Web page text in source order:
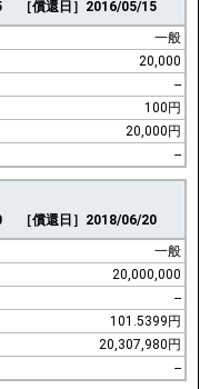
［償還日］2016/05/15
一般
20,000
--
100円
20,000円
--
［償還日］2018/06/20
一般
20,000,000
--
101.5399円
20,307,980円
--